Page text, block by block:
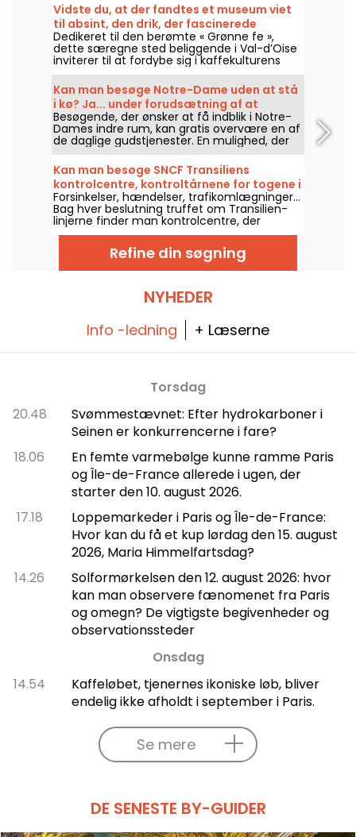
Vidste du, at der fandtes et museum viet
til absint, den drik, der fascinerede
kunstnerne, i Val-d'Oise?
Dedikeret til den berømte « Grønne fe »,
dette særegne sted beliggende i Val-d’Oise
inviterer til at fordybe sig i kaffekulturens
univers, kunstnernes verden og myterne fra
det 19. århundrede. I dag udpeget som
regionalt kulturarvsmærke fascinerer det
både ved sit særegne emne og ved det
kulturelle og historiske blik, det kaster videre
på en legendarisk drik. Og det er åbent for
besøg!
Kan man besøge Notre-Dame uden at stå
i kø? Ja... under forudsætning af at
overholde nogle regler
Besøgende, der ønsker at få indblik i Notre-
Dames indre rum, kan gratis overvære en af
de daglige gudstjenester. En mulighed, der
er åben for alle, forudsat at man først og
fremmest kommer for at deltage i fejringen
eller for at følge forløbet nøje. Her forklarer
vi, hvad man skal vide.
Kan man besøge SNCF Transiliens
kontrolcentre, kontroltårnene for togene i
Île-de-France?
Forsinkelser, hændelser, trafikomlægninger…
Bag hver beslutning truffet om Transilien-
linjerne finder man kontrolcentre, der
overvåger netværket i realtid. Normalt
lukkede for offentligheden står disse ægte
jernbane-kontroltårne for den daglige
trafikstyring af hundredvis af tog i Île-de-
historie – og de få lejligheder, hvor man kan
Refine din søgning
NYHEDER
Info -ledning + Læserne
Torsdag
20.48
Svømmestævnet: Efter hydrokarboner i
Seinen er konkurrencerne i fare?
18.06
En femte varmebølge kunne ramme Paris
og Île-de-France allerede i ugen, der
starter den 10. august 2026.
17.18
Loppemarkeder i Paris og Île-de-France:
Hvor kan du få et kup lørdag den 15. august
2026, Maria Himmelfartsdag?
14.26
Solformørkelsen den 12. august 2026: hvor
kan man observere fænomenet fra Paris
og omegn? De vigtigste begivenheder og
observationssteder
Onsdag
14.54
Kaffeløbet, tjenernes ikoniske løb, bliver
endelig ikke afholdt i september i Paris.
Se mere
DE SENESTE BY-GUIDER